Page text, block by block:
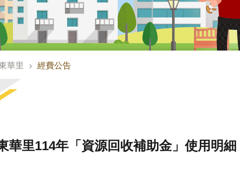
華里 經費公告
華里114年「資源回收補助金」使用明細